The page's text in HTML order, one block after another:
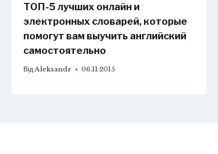
ТОП-5 лучших онлайн и
электронных словарей, которые
помогут вам выучить английский
самостоятельно
ВідAleksandr 06.11.2015